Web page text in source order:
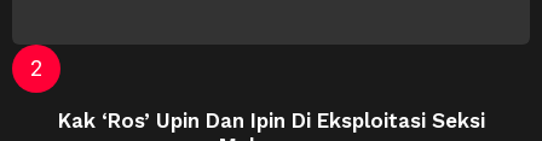
Kak ‘Ros’ Upin Dan Ipin Di Eksploitasi Seksi